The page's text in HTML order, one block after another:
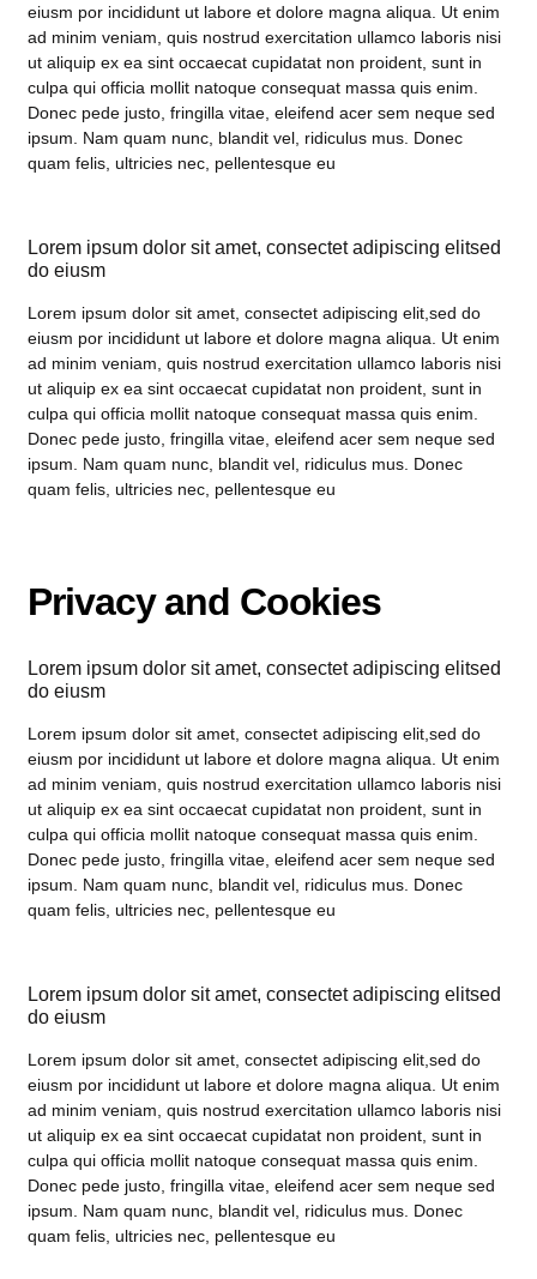
eiusm por incididunt ut labore et dolore magna aliqua. Ut enim
ad minim veniam, quis nostrud exercitation ullamco laboris nisi
ut aliquip ex ea sint occaecat cupidatat non proident, sunt in
culpa qui officia mollit natoque consequat massa quis enim.
Donec pede justo, fringilla vitae, eleifend acer sem neque sed
ipsum. Nam quam nunc, blandit vel, ridiculus mus. Donec
quam felis, ultricies nec, pellentesque eu
Lorem ipsum dolor sit amet, consectet adipiscing elitsed
do eiusm
Lorem ipsum dolor sit amet, consectet adipiscing elit,sed do
eiusm por incididunt ut labore et dolore magna aliqua. Ut enim
ad minim veniam, quis nostrud exercitation ullamco laboris nisi
ut aliquip ex ea sint occaecat cupidatat non proident, sunt in
culpa qui officia mollit natoque consequat massa quis enim.
Donec pede justo, fringilla vitae, eleifend acer sem neque sed
ipsum. Nam quam nunc, blandit vel, ridiculus mus. Donec
quam felis, ultricies nec, pellentesque eu
Privacy and Cookies
Lorem ipsum dolor sit amet, consectet adipiscing elitsed
do eiusm
Lorem ipsum dolor sit amet, consectet adipiscing elit,sed do
eiusm por incididunt ut labore et dolore magna aliqua. Ut enim
ad minim veniam, quis nostrud exercitation ullamco laboris nisi
ut aliquip ex ea sint occaecat cupidatat non proident, sunt in
culpa qui officia mollit natoque consequat massa quis enim.
Donec pede justo, fringilla vitae, eleifend acer sem neque sed
ipsum. Nam quam nunc, blandit vel, ridiculus mus. Donec
quam felis, ultricies nec, pellentesque eu
Lorem ipsum dolor sit amet, consectet adipiscing elitsed
do eiusm
Lorem ipsum dolor sit amet, consectet adipiscing elit,sed do
eiusm por incididunt ut labore et dolore magna aliqua. Ut enim
ad minim veniam, quis nostrud exercitation ullamco laboris nisi
ut aliquip ex ea sint occaecat cupidatat non proident, sunt in
culpa qui officia mollit natoque consequat massa quis enim.
Donec pede justo, fringilla vitae, eleifend acer sem neque sed
ipsum. Nam quam nunc, blandit vel, ridiculus mus. Donec
quam felis, ultricies nec, pellentesque eu